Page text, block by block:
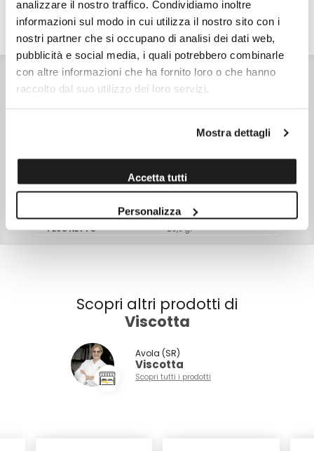
analizzare il nostro traffico. Condividiamo inoltre
informazioni sul modo in cui utilizza il nostro sito con i
nostri partner che si occupano di analisi dei dati web,
pubblicità e social media, i quali potrebbero combinarle
con altre informazioni che ha fornito loro o che hanno
raccolto dal suo utilizzo dei loro servizi.
Mostra dettagli
Accetta tutti
Personalizza
DETTAGLI VALORI NUTRIZIONALI ALLERGENI
INGREDIENTI
di limone, aroma di limone.
Prodotto in Italia - Senza additivi - Senza coloranti - Senza
14604
PESO NETTO 20,0 gr
Scopri altri prodotti di
Viscotta
Avola (SR)
Viscotta
Scopri tutti i prodotti